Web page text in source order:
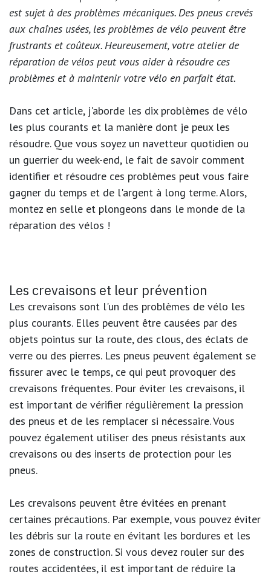
est sujet à des problèmes mécaniques. Des pneus crevés
aux chaînes usées, les problèmes de vélo peuvent être
frustrants et coûteux. Heureusement, votre atelier de
réparation de vélos peut vous aider à résoudre ces
problèmes et à maintenir votre vélo en parfait état.
Dans cet article, j'aborde les dix problèmes de vélo
les plus courants et la manière dont je peux les
résoudre. Que vous soyez un navetteur quotidien ou
un guerrier du week-end, le fait de savoir comment
identifier et résoudre ces problèmes peut vous faire
gagner du temps et de l'argent à long terme. Alors,
montez en selle et plongeons dans le monde de la
réparation des vélos !
Les crevaisons et leur prévention
Les crevaisons sont l'un des problèmes de vélo les
plus courants. Elles peuvent être causées par des
objets pointus sur la route, des clous, des éclats de
verre ou des pierres. Les pneus peuvent également se
fissurer avec le temps, ce qui peut provoquer des
crevaisons fréquentes. Pour éviter les crevaisons, il
est important de vérifier régulièrement la pression
des pneus et de les remplacer si nécessaire. Vous
pouvez également utiliser des pneus résistants aux
crevaisons ou des inserts de protection pour les
pneus.
Les crevaisons peuvent être évitées en prenant
certaines précautions. Par exemple, vous pouvez éviter
les débris sur la route en évitant les bordures et les
zones de construction. Si vous devez rouler sur des
routes accidentées, il est important de réduire la